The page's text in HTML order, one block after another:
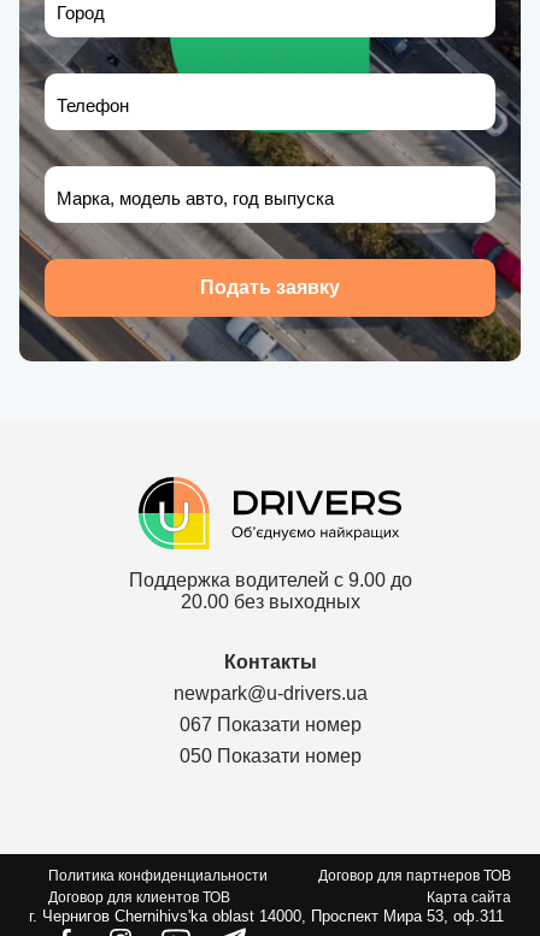
Город
Телефон
Марка, модель авто, год выпуска
Подать заявку
Поддержка водителей с 9.00 до
20.00 без выходных
Контакты
newpark@u-drivers.ua
067 Показати номер
050 Показати номер
Политика конфиденциальности
Договор для партнеров ТОВ
Договор для клиентов ТОВ
Карта сайта
г. Чернигов Chernihivs'ka oblast 14000, Проспект Мира 53, оф.311